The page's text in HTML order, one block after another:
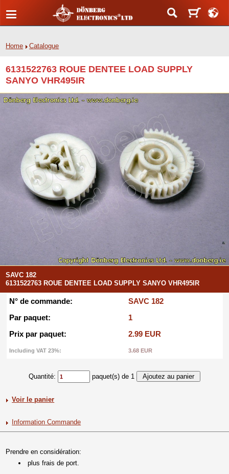
Home Catalogue
6131522763 ROUE DENTEE LOAD SUPPLY
SANYO VHR495IR
SAVC 182
6131522763 ROUE DENTEE LOAD SUPPLY SANYO VHR495IR
N° de commande:
SAVC 182
Par paquet:
1
Prix par paquet:
2.99 EUR
Including VAT 23%: 3.68 EUR
Quantité: paquet(s) de 1
Voir le panier
Information Commande
Prendre en considération:
plus frais de port.